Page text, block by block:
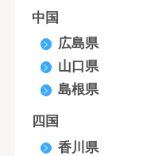
中国
広島県
山口県
島根県
四国
香川県